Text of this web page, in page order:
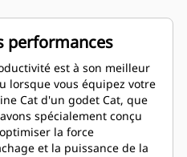
performances
est à son meilleur
lorsque vous équipez votre
Cat d'un godet Cat, que
spécialement conçu
la force
et la puissance de la